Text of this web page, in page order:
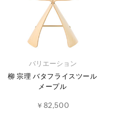
バリエーション
柳 宗理 バタフライスツール
メープル
￥82,500